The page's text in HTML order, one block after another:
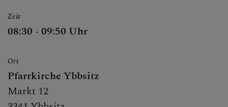
TERMINE
Zeit
08:30 - 09:50 Uhr
Ort
Pfarrkirche Ybbsitz
Markt 12